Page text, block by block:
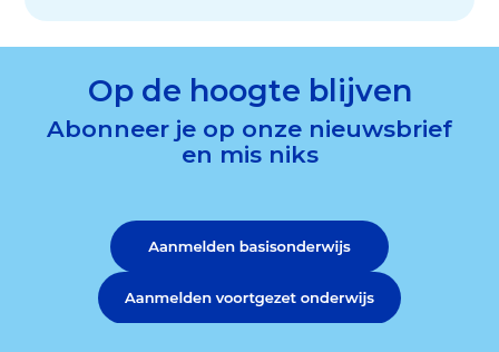
Op de hoogte blijven
Abonneer je op onze nieuwsbrief
en mis niks